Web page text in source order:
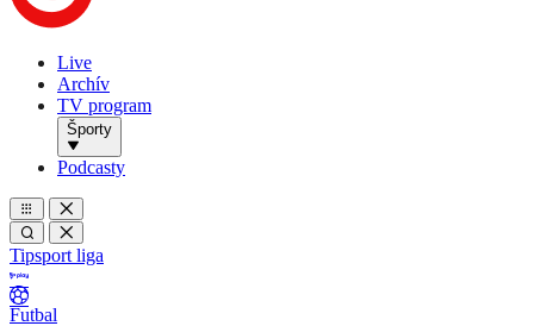
Live
Archív
TV program
Športy
Podcasty
Tipsport liga
Futbal